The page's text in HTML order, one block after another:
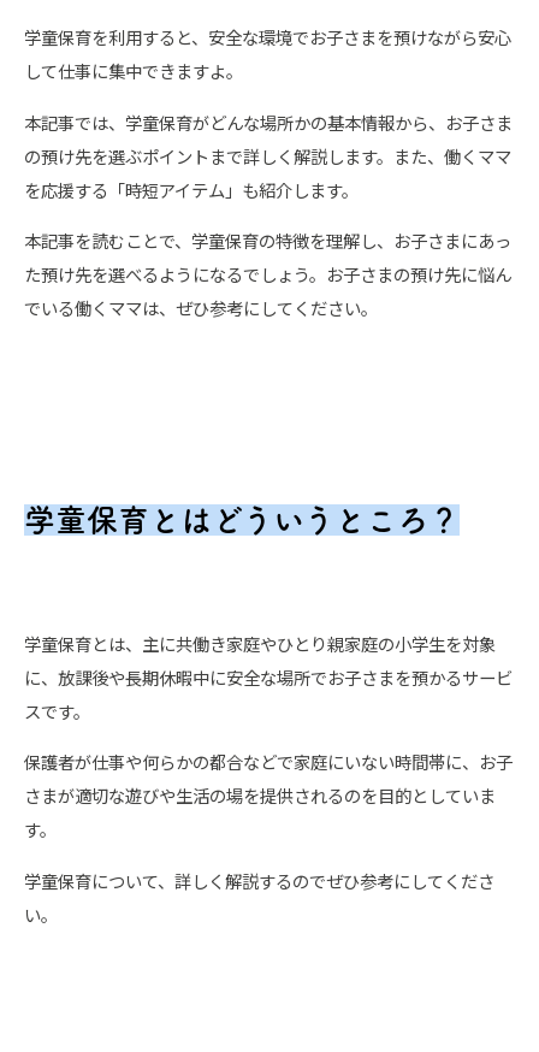
学童保育を利用すると、安全な環境でお子さまを預けながら安心
して仕事に集中できますよ。
本記事では、学童保育がどんな場所かの基本情報から、お子さま
の預け先を選ぶポイントまで詳しく解説します。また、働くママ
を応援する「時短アイテム」も紹介します。
本記事を読むことで、学童保育の特徴を理解し、お子さまにあっ
た預け先を選べるようになるでしょう。お子さまの預け先に悩ん
でいる働くママは、ぜひ参考にしてください。
学童保育とはどういうところ？
学童保育とは、主に共働き家庭やひとり親家庭の小学生を対象
に、放課後や長期休暇中に安全な場所でお子さまを預かるサービ
スです。
保護者が仕事や何らかの都合などで家庭にいない時間帯に、お子
さまが適切な遊びや生活の場を提供されるのを目的としていま
す。
学童保育について、詳しく解説するのでぜひ参考にしてくださ
い。